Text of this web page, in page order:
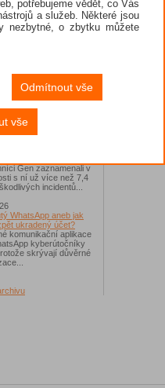
příchodem léta
Česko falešné mobilní
App či Candy
Hlavním cílem
bylo v tomto případě
Českem a
Gen zaznamenali v
s ní už více než 7,4
incidentů...
WhatsApp aneb jak
ukradený účet?
komunikační aplikace
kyberútočníky
skrývají důvěrné
potřebujeme vědět, co Vás
a služeb. Některé jsou
nezbytné, o zbytku můžete
Odmítnout vše
vše